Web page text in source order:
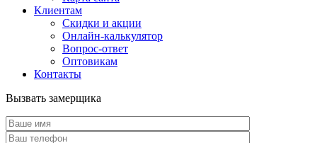
Клиентам
Скидки и акции
Онлайн-калькулятор
Вопрос-ответ
Оптовикам
Контакты
Вызвать замерщика